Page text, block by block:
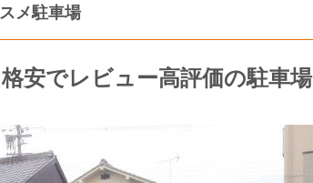
メ駐車場
安でレビュー高評価の駐車場